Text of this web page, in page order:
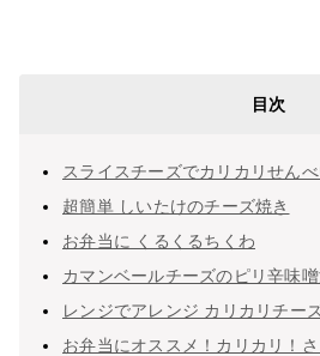
目次
スライスチーズでカリカリせん
超簡単 しいたけのチーズ焼き
お弁当に くるくるちくわ
カマンベールチーズのピリ辛味
レンジでアレンジ カリカリチー
お弁当にオススメ！カリカリ！